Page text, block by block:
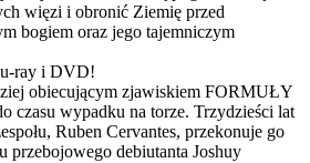
więzi i obronić Ziemię przed
bogiem oraz jego tajemniczym
ray i DVD!
obiecującym zjawiskiem FORMUŁY
czasu wypadku na torze. Trzydzieści lat
Ruben Cervantes, przekonuje go
przebojowego debiutanta Joshuy